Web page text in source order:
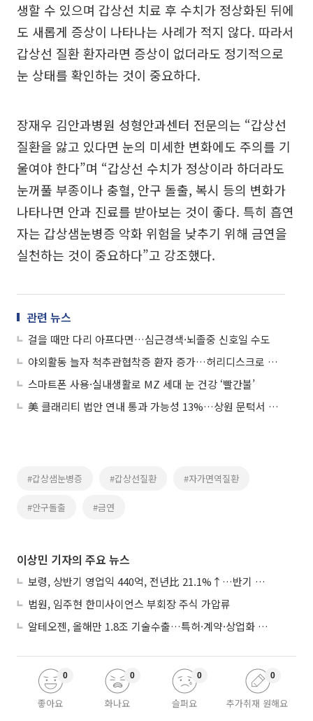
생할 수 있으며 갑상선 치료 후 수치가 정상화된 뒤에
도 새롭게 증상이 나타나는 사례가 적지 않다. 따라서
갑상선 질환 환자라면 증상이 없더라도 정기적으로
눈 상태를 확인하는 것이 중요하다.
장재우 김안과병원 성형안과센터 전문의는 “갑상선
질환을 앓고 있다면 눈의 미세한 변화에도 주의를 기
울여야 한다”며 “갑상선 수치가 정상이라 하더라도
눈꺼풀 부종이나 충혈, 안구 돌출, 복시 등의 변화가
나타나면 안과 진료를 받아보는 것이 좋다. 특히 흡연
자는 갑상샘눈병증 악화 위험을 낮추기 위해 금연을
실천하는 것이 중요하다”고 강조했다.
관련 뉴스
걸을 때만 다리 아프다면…심근경색·뇌졸중 신호일 수도
야외활동 늘자 척추관협착증 환자 증가…허리디스크로 오인 주의
스마트폰 사용·실내생활로 MZ 세대 눈 건강 ‘빨간불’
美 클래리티 법안 연내 통과 가능성 13%…상원 문턱서 제동
#갑상샘눈병증 #갑상선질환 #자가면역질환
#안구돌출 #금연
이상민 기자의 주요 뉴스
보령, 상반기 영업익 440억, 전년比 21.1%↑…반기 역대 최대
법원, 임주현 한미사이언스 부회장 주식 가압류
알테오젠, 올해만 1.8조 기술수출…특허·계약·상업화 ‘삼박자’
좋아요
0
화나요
0
슬퍼요
0
추가취재 원해요
0